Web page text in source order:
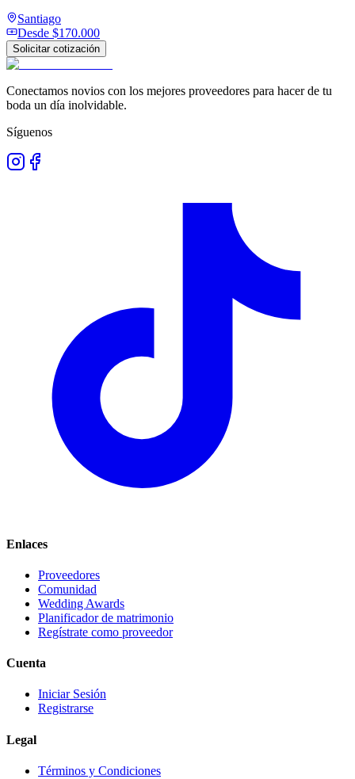
Santiago
Desde $170.000
Solicitar cotización
Conectamos novios con los mejores proveedores para hacer de tu
boda un día inolvidable.
Síguenos
Enlaces
Proveedores
Comunidad
Wedding Awards
Planificador de matrimonio
Regístrate como proveedor
Cuenta
Iniciar Sesión
Registrarse
Legal
Términos y Condiciones